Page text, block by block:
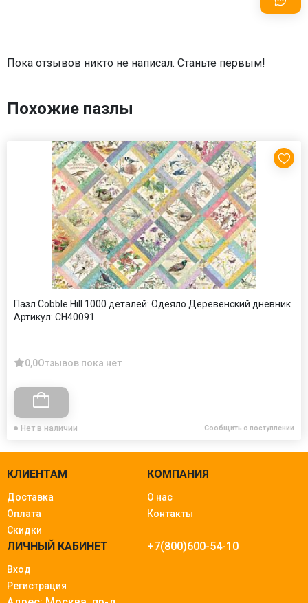
Пока отзывов никто не написал. Станьте первым!
Похожие пазлы
Пазл Cobble Hill 1000 деталей: Одеяло Деревенский дневник
Артикул: CH40091
0,0Отзывов пока нет
Нет в наличии Сообщить о поступлении
КЛИЕНТАМ
Доставка
Оплата
Скидки
КОМПАНИЯ
О нас
Контакты
ЛИЧНЫЙ КАБИНЕТ
Вход
Регистрация
+7(800)600-54-10